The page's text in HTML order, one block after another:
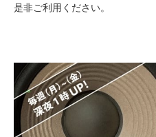
是非ご利用ください。